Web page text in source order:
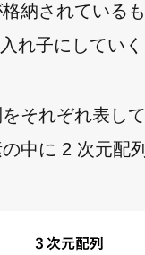
納されている
れ子にしてい
それぞれ表し
中に 2 次元配